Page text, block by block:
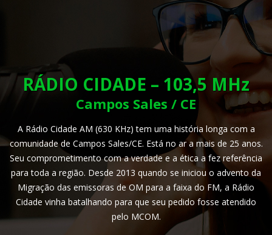
RÁDIO CIDADE – 103,5 MHz
Campos Sales / CE
A Rádio Cidade AM (630 KHz) tem uma história longa com a
comunidade de Campos Sales/CE. Está no ar a mais de 25 anos.
Seu comprometimento com a verdade e a ética a fez referência
para toda a região. Desde 2013 quando se iniciou o advento da
Migração das emissoras de OM para a faixa do FM, a Rádio
Cidade vinha batalhando para que seu pedido fosse atendido
pelo MCOM.